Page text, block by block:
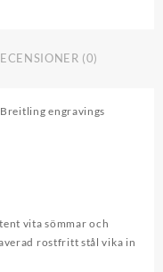
(0)
engravings
vita sömmar och
rostfritt stål vika in